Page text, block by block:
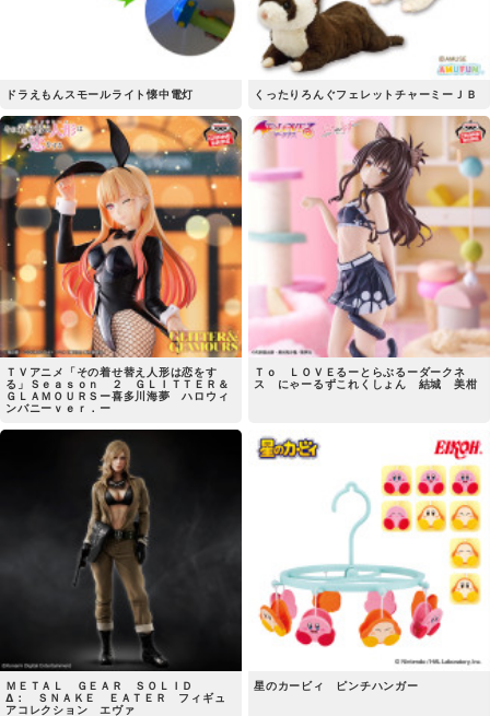
ドラえもんスモールライト懐中電灯 くったりろんぐフェレットチャーミーＪＢ
ＴＶアニメ「その着せ替え人形は恋をす
る」Ｓｅａｓｏｎ ２ ＧＬＩＴＴＥＲ＆
ＧＬＡＭＯＵＲＳー喜多川海夢 ハロウィ
ンバニーｖｅｒ．ー
Ｔｏ ＬＯＶＥるーとらぶるーダークネ
ス にゃーるずこれくしょん 結城 美柑
ＭＥＴＡＬ ＧＥＡＲ ＳＯＬＩＤ
Δ： ＳＮＡＫＥ ＥＡＴＥＲ フィギュ
アコレクション エヴァ
星のカービィ ピンチハンガー